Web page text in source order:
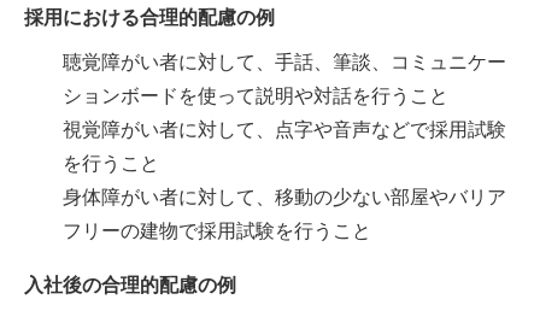
採用における合理的配慮の例
聴覚障がい者に対して、手話、筆談、コミュニケー
ションボードを使って説明や対話を行うこと
視覚障がい者に対して、点字や音声などで採用試験
を行うこと
身体障がい者に対して、移動の少ない部屋やバリア
フリーの建物で採用試験を行うこと
入社後の合理的配慮の例